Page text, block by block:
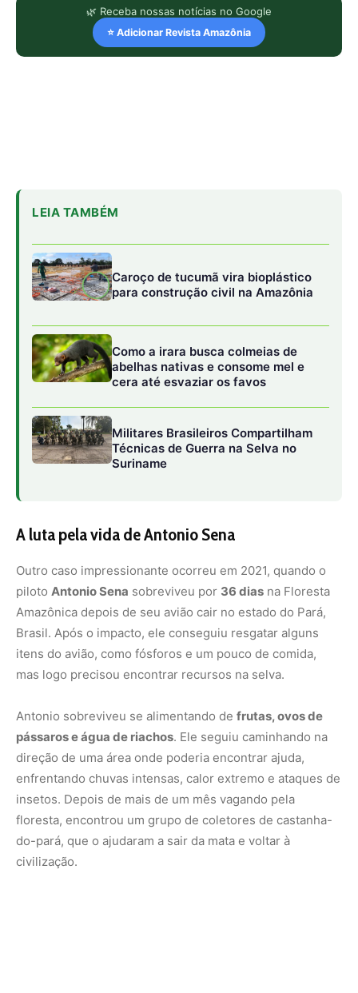
🌿 Receba nossas notícias no Google
⭐ Adicionar Revista Amazônia
LEIA TAMBÉM
Caroço de tucumã vira bioplástico
para construção civil na Amazônia
Como a irara busca colmeias de
abelhas nativas e consome mel e
cera até esvaziar os favos
Militares Brasileiros Compartilham
Técnicas de Guerra na Selva no
Suriname
A luta pela vida de Antonio Sena
Outro caso impressionante ocorreu em 2021, quando o
piloto Antonio Sena sobreviveu por 36 dias na Floresta
Amazônica depois de seu avião cair no estado do Pará,
Brasil. Após o impacto, ele conseguiu resgatar alguns
itens do avião, como fósforos e um pouco de comida,
mas logo precisou encontrar recursos na selva.
Antonio sobreviveu se alimentando de frutas, ovos de
pássaros e água de riachos. Ele seguiu caminhando na
direção de uma área onde poderia encontrar ajuda,
enfrentando chuvas intensas, calor extremo e ataques de
insetos. Depois de mais de um mês vagando pela
floresta, encontrou um grupo de coletores de castanha-
do-pará, que o ajudaram a sair da mata e voltar à
civilização.